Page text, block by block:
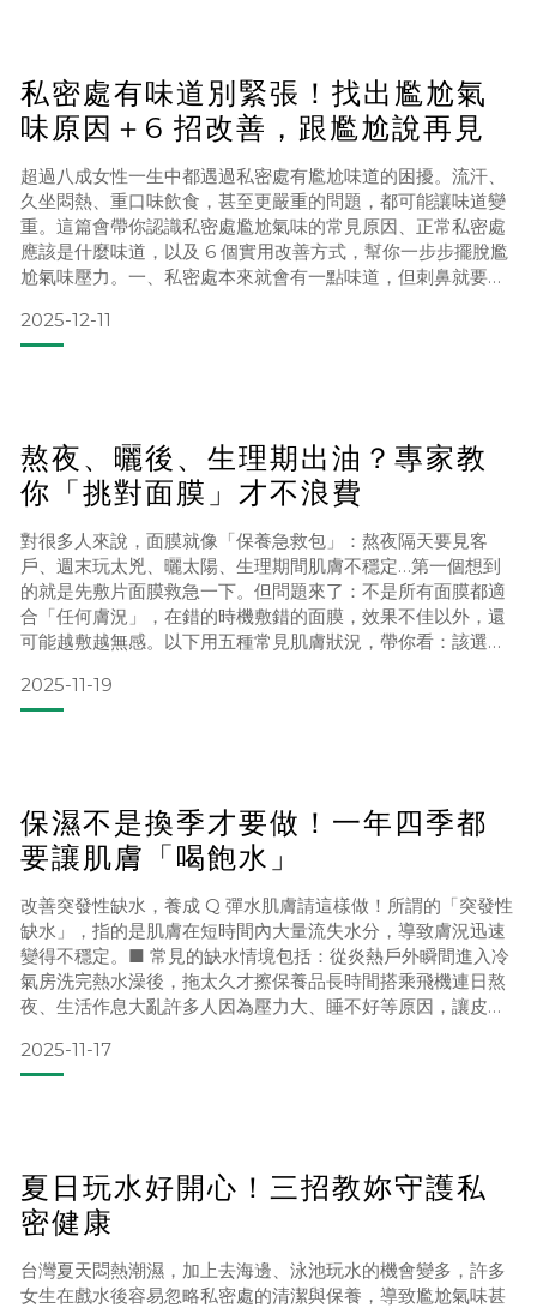
私密處有味道別緊張！找出尷尬氣
味原因＋6 招改善，跟尷尬說再見
超過八成女性一生中都遇過私密處有尷尬味道的困擾。流汗、
久坐悶熱、重口味飲食，甚至更嚴重的問題，都可能讓味道變
重。這篇會帶你認識私密處尷尬氣味的常見原因、正常私密處
應該是什麼味道，以及 6 個實用改善方式，幫你一步步擺脫尷
尬氣味壓力。一、私密處本來就會有一點味道，但刺鼻就要小
能開始產生尷尬的氣味。所以：🌸 淡淡酸味、少量透明液體：
多半是正常 pH 值，屬於正常健康狀態。⚠️ 魚腥味、腐臭味、
2025-12-11
熬夜、曬後、生理期出油？專家教
你「挑對面膜」才不浪費
對很多人來說，面膜就像「保養急救包」：熬夜隔天要見客
戶、週末玩太兇、曬太陽、生理期間肌膚不穩定…第一個想到
的就是先敷片面膜救急一下。但問題來了：不是所有面膜都適
合「任何膚況」，在錯的時機敷錯的面膜，效果不佳以外，還
可能越敷越無感。以下用五種常見肌膚狀況，帶你看：該選什
救：想快速提亮＋補水肌膚狀況：氣色蠟黃、暗沉底妝很難服
貼皮膚摸起來乾乾的、沒彈性※ 其實是因為熬夜會讓肌膚含水
2025-11-19
保濕不是換季才要做！一年四季都
要讓肌膚「喝飽水」
改善突發性缺水，養成 Q 彈水肌膚請這樣做！所謂的「突發性
缺水」，指的是肌膚在短時間內大量流失水分，導致膚況迅速
變得不穩定。■ 常見的缺水情境包括：從炎熱戶外瞬間進入冷
氣房洗完熱水澡後，拖太久才擦保養品長時間搭乘飛機連日熬
夜、生活作息大亂許多人因為壓力大、睡不好等原因，讓皮膚
容易蒸發，臉就會開始緊繃、乾燥、泛紅、乾癢。► 為什麼一
直補水還是沒效？一碰到「乾到不行」的時候，很多人的直覺
2025-11-17
夏日玩水好開心！三招教妳守護私
密健康
台灣夏天悶熱潮濕，加上去海邊、泳池玩水的機會變多，許多
女生在戲水後容易忽略私密處的清潔與保養，導致尷尬氣味甚